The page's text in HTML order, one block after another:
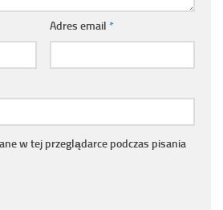
Adres email *
w tej przeglądarce podczas pisania